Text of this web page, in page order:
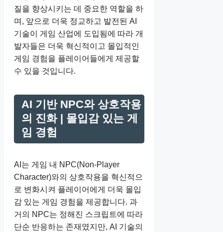
질을 향상시키는 데 중요한 역할을 하
며, 앞으로 더욱 정교하고 발전된 AI
기술이 게임 산업에 도입됨에 따라 개
발자들은 더욱 혁신적이고 몰입적인
게임 경험을 플레이어들에게 제공할
수 있을 것입니다.
AI 기반 NPC와 상호작용
의 진화 | 몰입감 있는 게
임 경험
AI는 게임 내 NPC(Non-Player
Character)와의 상호작용을 혁신적으
로 변화시켜 플레이어에게 더욱 몰입
감 있는 게임 경험을 제공합니다. 과
거의 NPC는 정해진 스크립트에 따라
단순 반응하는 존재였지만, AI 기술의